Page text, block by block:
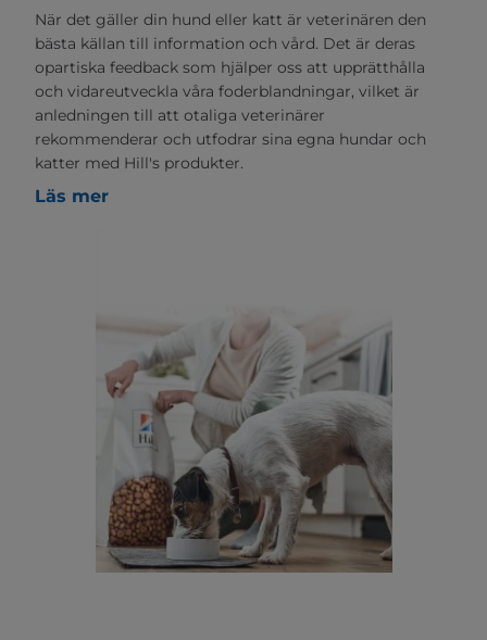
När det gäller din hund eller katt är veterinären den
bästa källan till information och vård. Det är deras
opartiska feedback som hjälper oss att upprätthålla
och vidareutveckla våra foderblandningar, vilket är
anledningen till att otaliga veterinärer
rekommenderar och utfodrar sina egna hundar och
katter med Hill's produkter.
Läs mer